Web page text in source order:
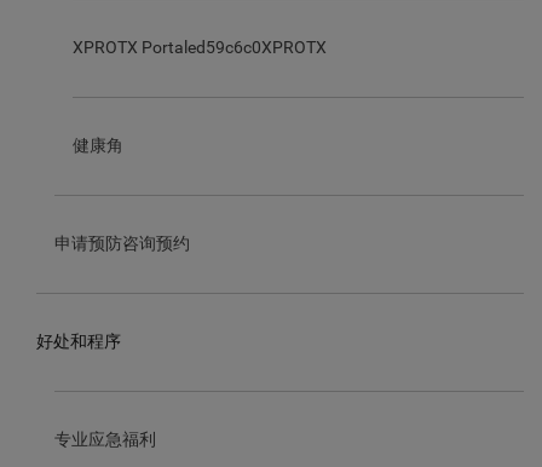
XPROTX Portaled59c6c0XPROTX
健康角
申请预防咨询预约
好处和程序
专业应急福利